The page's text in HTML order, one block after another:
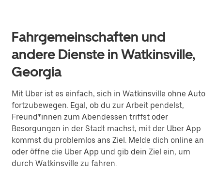
Fahrgemeinschaften und
andere Dienste in Watkinsville,
Georgia
Mit Uber ist es einfach, sich in Watkinsville ohne Auto
fortzubewegen. Egal, ob du zur Arbeit pendelst,
Freund*innen zum Abendessen triffst oder
Besorgungen in der Stadt machst, mit der Uber App
kommst du problemlos ans Ziel. Melde dich online an
oder öffne die Uber App und gib dein Ziel ein, um
durch Watkinsville zu fahren.